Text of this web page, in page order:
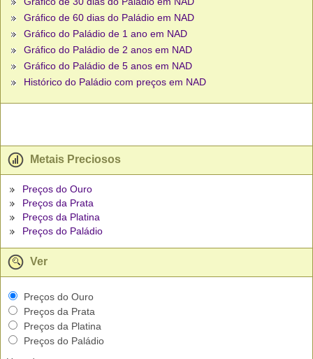
Gráfico de 60 dias do Paládio em NAD
Gráfico do Paládio de 1 ano em NAD
Gráfico do Paládio de 2 anos em NAD
Gráfico do Paládio de 5 anos em NAD
Histórico do Paládio com preços em NAD
Metais Preciosos
Preços do Ouro
Preços da Prata
Preços da Platina
Preços do Paládio
Ver
Preços do Ouro
Preços da Prata
Preços da Platina
Preços do Paládio